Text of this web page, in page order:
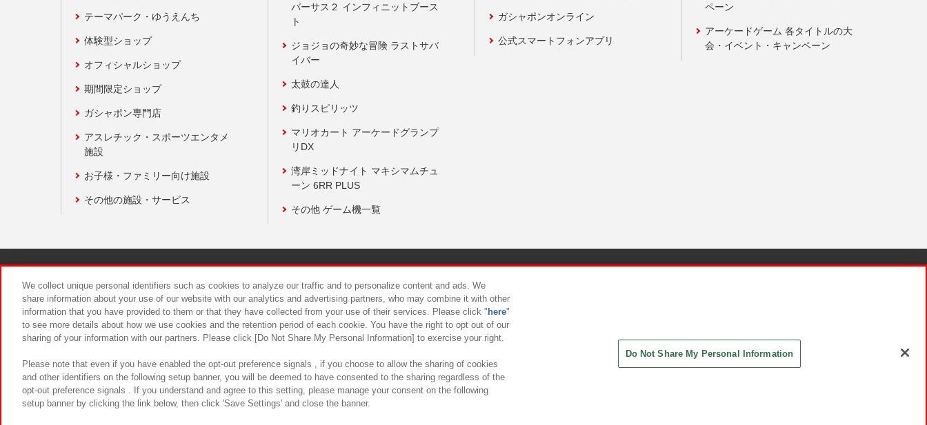
テーマパーク・ゆうえんち
体験型ショップ
オフィシャルショップ
期間限定ショップ
ガシャポン専門店
アスレチック・スポーツエンタメ
施設
お子様・ファミリー向け施設
その他の施設・サービス
バーサス２ インフィニットブース
ト
ジョジョの奇妙な冒険 ラストサバ
イバー
太鼓の達人
釣りスピリッツ
マリオカート アーケードグランプ
リDX
湾岸ミッドナイト マキシマムチュ
ーン 6RR PLUS
その他 ゲーム機一覧
ガシャポンオンライン
公式スマートフォンアプリ
ペーン
アーケードゲーム 各タイトルの大
会・イベント・キャンペーン
食品のご提供について カスタマーハラスメント対応方針
We collect unique personal identifiers such as cookies to analyze our traffic and to personalize content and ads. We
share information about your use of our website with our analytics and advertising partners, who may combine it with other
information that you have provided to them or that they have collected from your use of their services. Please click " here"
to see more details about how we use cookies and the retention period of each cookie. You have the right to opt out of our
sharing of your information with our partners. Please click [Do Not Share My Personal Information] to exercise your right.
Please note that even if you have enabled the opt-out preference signals , if you choose to allow the sharing of cookies
and other identifiers on the following setup banner, you will be deemed to have consented to the sharing regardless of the
opt-out preference signals . If you understand and agree to this setting, please manage your consent on the following
setup banner by clicking the link below, then click 'Save Settings' and close the banner.
Do Not Share My Personal Information